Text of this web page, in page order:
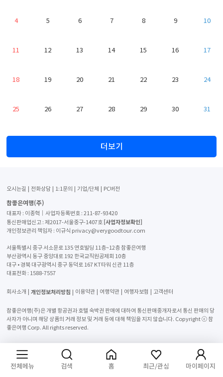
4 5 6 7 8 9 10
11 12 13 14 15 16 17
18 19 20 21 22 23 24
25 26 27 28 29 30 31
더보기
오시는길 전화상담 1:1문의 기업/단체 PC버전
참좋은여행(주)
대표자 : 이종혁│사업자등록번호 : 211-87-93420
통신판매업신고 : 제2017-서울중구-1407호 [사업자정보확인]
개인정보관리 책임자 : 이규식 privacy@verygoodtour.com
서울특별시 중구 서소문로 135 연호빌딩 11층~12층 참좋은여행
부산광역시 동구 중앙대로 192 한국교직원공제회 10층
대구 • 경북 대구광역시 중구 동덕로 167 KT타워 신관 11층
대표전화 : 1588-7557
회사소개 개인정보처리방침 이용약관 여행약관 여행자보험 고객센터
참좋은여행(주)은 개별 항공권과 호텔 숙박권 판매에 대하여 통신판매중개자로서 통신 판매의 당
사자가 아니며 해당 상품의 거래 정보 및 거래 등에 대해 책임을 지지 않습니다. Copyright ⓒ 참
좋은여행 Corp. All rights reserved.
전체메뉴 검색 홈 최근/관심 마이페이지